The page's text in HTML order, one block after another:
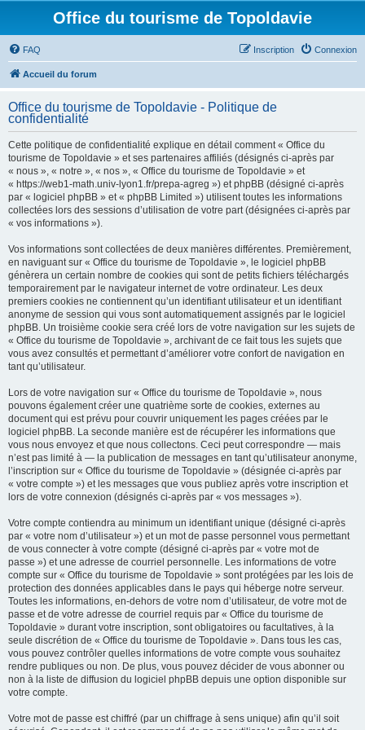
Office du tourisme de Topoldavie
FAQ Connexion
Inscription
Accueil du forum
Office du tourisme de Topoldavie - Politique de
confidentialité
Cette politique de confidentialité explique en détail comment « Office du
tourisme de Topoldavie » et ses partenaires affiliés (désignés ci-après par
« nous », « notre », « nos », « Office du tourisme de Topoldavie » et
« https://web1-math.univ-lyon1.fr/prepa-agreg ») et phpBB (désigné ci-après
par « logiciel phpBB » et « phpBB Limited ») utilisent toutes les informations
collectées lors des sessions d’utilisation de votre part (désignées ci-après par
« vos informations »).
Vos informations sont collectées de deux manières différentes. Premièrement,
en naviguant sur « Office du tourisme de Topoldavie », le logiciel phpBB
génèrera un certain nombre de cookies qui sont de petits fichiers téléchargés
temporairement par le navigateur internet de votre ordinateur. Les deux
premiers cookies ne contiennent qu’un identifiant utilisateur et un identifiant
anonyme de session qui vous sont automatiquement assignés par le logiciel
phpBB. Un troisième cookie sera créé lors de votre navigation sur les sujets de
« Office du tourisme de Topoldavie », archivant de ce fait tous les sujets que
vous avez consultés et permettant d’améliorer votre confort de navigation en
tant qu’utilisateur.
Lors de votre navigation sur « Office du tourisme de Topoldavie », nous
pouvons également créer une quatrième sorte de cookies, externes au
document qui est prévu pour couvrir uniquement les pages créées par le
logiciel phpBB. La seconde manière est de récupérer les informations que
vous nous envoyez et que nous collectons. Ceci peut correspondre — mais
n’est pas limité à — la publication de messages en tant qu’utilisateur anonyme,
l’inscription sur « Office du tourisme de Topoldavie » (désignée ci-après par
« votre compte ») et les messages que vous publiez après votre inscription et
lors de votre connexion (désignés ci-après par « vos messages »).
Votre compte contiendra au minimum un identifiant unique (désigné ci-après
par « votre nom d’utilisateur ») et un mot de passe personnel vous permettant
de vous connecter à votre compte (désigné ci-après par « votre mot de
passe ») et une adresse de courriel personnelle. Les informations de votre
compte sur « Office du tourisme de Topoldavie » sont protégées par les lois de
protection des données applicables dans le pays qui héberge notre serveur.
Toutes les informations, en-dehors de votre nom d’utilisateur, de votre mot de
passe et de votre adresse de courriel requis par « Office du tourisme de
Topoldavie » durant votre inscription, sont obligatoires ou facultatives, à la
seule discrétion de « Office du tourisme de Topoldavie ». Dans tous les cas,
vous pouvez contrôler quelles informations de votre compte vous souhaitez
rendre publiques ou non. De plus, vous pouvez décider de vous abonner ou
non à la liste de diffusion du logiciel phpBB depuis une option disponible sur
votre compte.
Votre mot de passe est chiffré (par un chiffrage à sens unique) afin qu’il soit